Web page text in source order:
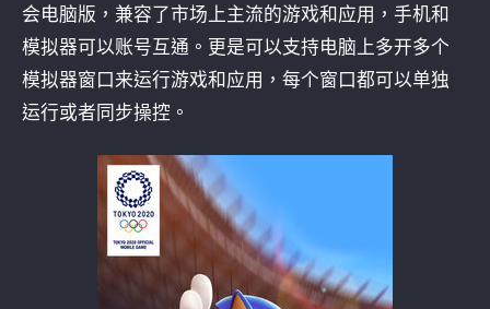
会电脑版，兼容了市场上主流的游戏和应用，手机和
模拟器可以账号互通。更是可以支持电脑上多开多个
模拟器窗口来运行游戏和应用，每个窗口都可以单独
运行或者同步操控。